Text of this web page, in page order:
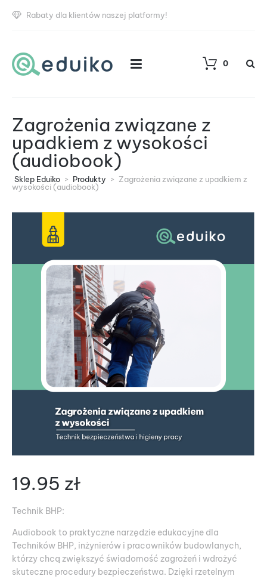
Rabaty dla klientów naszej platformy!
0
Zagrożenia związane z
upadkiem z wysokości
(audiobook)
Sklep Eduiko > Produkty > Zagrożenia związane z upadkiem z
wysokości (audiobook)
19.95 zł
Technik BHP:
Audiobook to praktyczne narzędzie edukacyjne dla
Techników BHP, inżynierów i pracowników budowlanych,
którzy chcą zwiększyć świadomość zagrożeń i wdrożyć
skuteczne procedury bezpieczeństwa. Dzięki rzetelnym